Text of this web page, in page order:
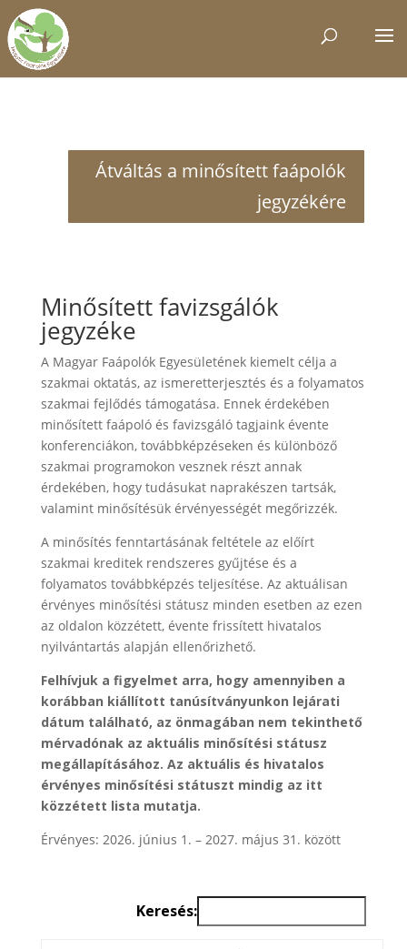
Átváltás a minősített faápolók
jegyzékére
Minősített favizsgálók
jegyzéke
A Magyar Faápolók Egyesületének kiemelt célja a
szakmai oktatás, az ismeretterjesztés és a folyamatos
szakmai fejlődés támogatása. Ennek érdekében
minősített faápoló és favizsgáló tagjaink évente
konferenciákon, továbbképzéseken és különböző
szakmai programokon vesznek részt annak
érdekében, hogy tudásukat naprakészen tartsák,
valamint minősítésük érvényességét megőrizzék.
A minősítés fenntartásának feltétele az előírt
szakmai kreditek rendszeres gyűjtése és a
folyamatos továbbképzés teljesítése. Az aktuálisan
érvényes minősítési státusz minden esetben az ezen
az oldalon közzétett, évente frissített hivatalos
nyilvántartás alapján ellenőrizhető.
Felhívjuk a figyelmet arra, hogy amennyiben a
korábban kiállított tanúsítványunkon lejárati
dátum található, az önmagában nem tekinthető
mérvadónak az aktuális minősítési státusz
megállapításához. Az aktuális és hivatalos
érvényes minősítési státuszt mindig az itt
közzétett lista mutatja.
Érvényes: 2026. június 1. – 2027. május 31. között
Keresés: